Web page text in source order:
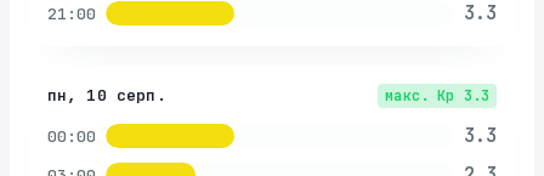
21:00 3.3
пн, 10 серп. макс. Kp 3.3
00:00 3.3